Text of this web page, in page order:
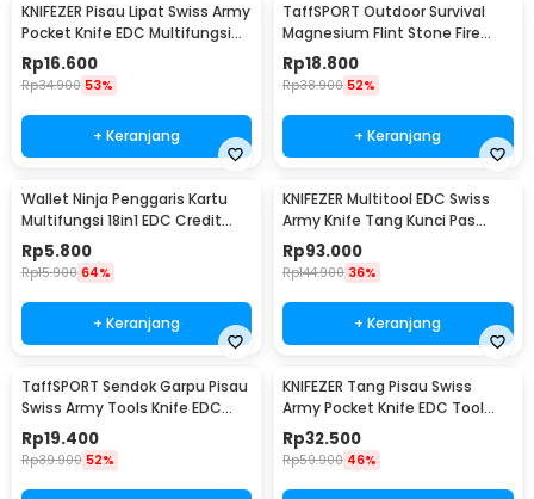
KNIFEZER Pisau Lipat Swiss Army
Pocket Knife EDC Multifungsi
11in1 - A3011
Rp16.600
Rp34.900 53%
+ Keranjang
TaffSPORT Outdoor Survival
Magnesium Flint Stone Fire
Starter Whistle - JD1422
Rp18.800
Rp38.900 52%
+ Keranjang
Wallet Ninja Penggaris Kartu
Multifungsi 18in1 EDC Credit
Card Sized - W085
Rp5.800
Rp15.900 64%
+ Keranjang
KNIFEZER Multitool EDC Swiss
Army Knife Tang Kunci Pas
Stainless Steel - MPG05
Rp93.000
Rp144.900 36%
+ Keranjang
TaffSPORT Sendok Garpu Pisau
Swiss Army Tools Knife EDC
6in1 - A007
Rp19.400
Rp39.900 52%
KNIFEZER Tang Pisau Swiss
Army Pocket Knife EDC Tool
Stainless Steel - A3009
Rp32.500
Rp59.900 46%